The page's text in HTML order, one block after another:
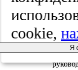
ДЗМ,
cookie,
Я